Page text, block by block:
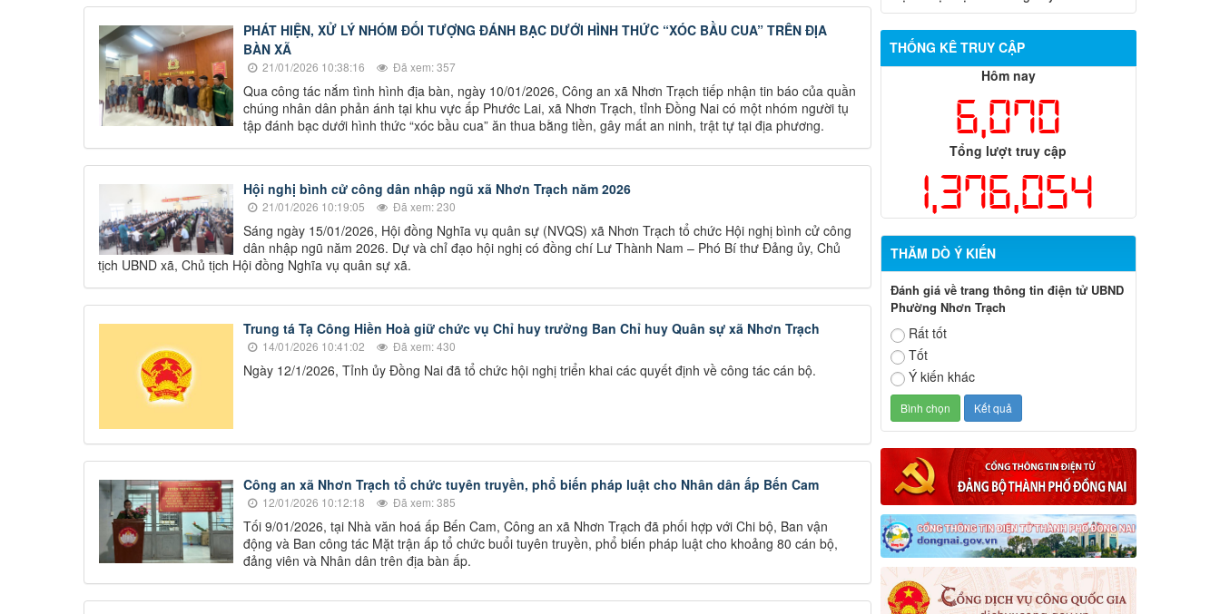
PHÁT HIỆN, XỬ LÝ NHÓM ĐỐI TƯỢNG ĐÁNH BẠC DƯỚI HÌNH THỨC “XÓC BẦU CUA” TRÊN ĐỊA
BÀN XÃ
21/01/2026 10:38:16 Đã xem: 357
Qua công tác nắm tình hình địa bàn, ngày 10/01/2026, Công an xã Nhơn Trạch tiếp nhận tin báo của quần
chúng nhân dân phản ánh tại khu vực ấp Phước Lai, xã Nhơn Trạch, tỉnh Đồng Nai có một nhóm người tụ
tập đánh bạc dưới hình thức “xóc bầu cua” ăn thua bằng tiền, gây mất an ninh, trật tự tại địa phương.
Hội nghị bình cử công dân nhập ngũ xã Nhơn Trạch năm 2026
21/01/2026 10:19:05 Đã xem: 230
Sáng ngày 15/01/2026, Hội đồng Nghĩa vụ quân sự (NVQS) xã Nhơn Trạch tổ chức Hội nghị bình cử công
dân nhập ngũ năm 2026. Dự và chỉ đạo hội nghị có đồng chí Lư Thành Nam – Phó Bí thư Đảng ủy, Chủ
tịch UBND xã, Chủ tịch Hội đồng Nghĩa vụ quân sự xã.
Trung tá Tạ Công Hiền Hoà giữ chức vụ Chỉ huy trưởng Ban Chỉ huy Quân sự xã Nhơn Trạch
14/01/2026 10:41:02 Đã xem: 430
Ngày 12/1/2026, Tỉnh ủy Đồng Nai đã tổ chức hội nghị triển khai các quyết định về công tác cán bộ.
Công an xã Nhơn Trạch tổ chức tuyên truyền, phổ biến pháp luật cho Nhân dân ấp Bến Cam
12/01/2026 10:12:18 Đã xem: 385
Tối 9/01/2026, tại Nhà văn hoá ấp Bến Cam, Công an xã Nhơn Trạch đã phối hợp với Chi bộ, Ban vận
động và Ban công tác Mặt trận ấp tổ chức buổi tuyên truyền, phổ biến pháp luật cho khoảng 80 cán bộ,
đảng viên và Nhân dân trên địa bàn ấp.
Biên bản về việc niêm yết phương án
bồi thường, hỗ trợ, tái định cư của các hộ
dân có đất bị thu hồi thuộc dự án nâng
cấp đường 25B cũ đoạn từ Trung tâm
Long Thành và huyện Nhơn Trạch
THỐNG KÊ TRUY CẬP
Hôm nay
6,070
Tổng lượt truy cập
1,376,054
THĂM DÒ Ý KIẾN
Đánh giá về trang thông tin điện tử UBND
Phường Nhơn Trạch
Rất tốt
Tốt
Ý kiến khác